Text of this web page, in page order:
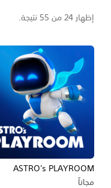
إظهار 24 من 55 نتيجة.
ASTRO's PLAYROOM
مجاناً